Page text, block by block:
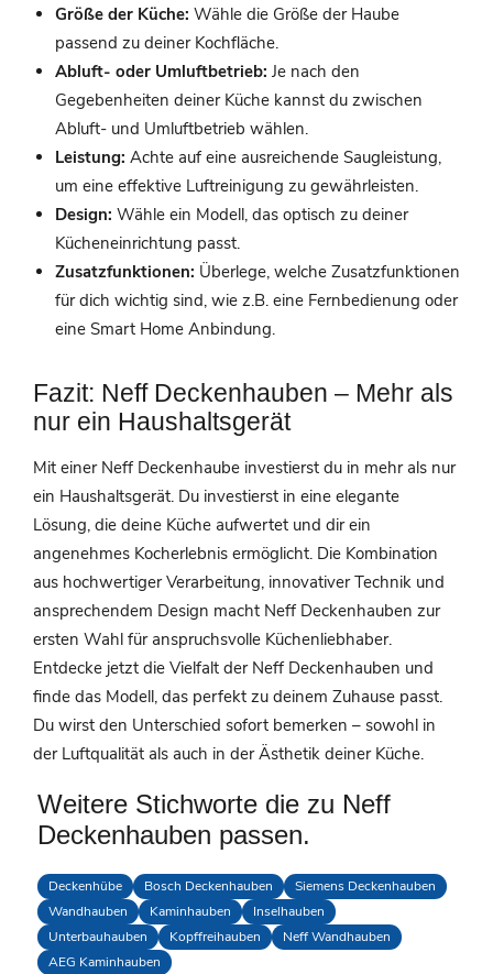
Größe der Küche: Wähle die Größe der Haube
passend zu deiner Kochfläche.
Abluft- oder Umluftbetrieb: Je nach den
Gegebenheiten deiner Küche kannst du zwischen
Abluft- und Umluftbetrieb wählen.
Leistung: Achte auf eine ausreichende Saugleistung,
um eine effektive Luftreinigung zu gewährleisten.
Design: Wähle ein Modell, das optisch zu deiner
Kücheneinrichtung passt.
Zusatzfunktionen: Überlege, welche Zusatzfunktionen
für dich wichtig sind, wie z.B. eine Fernbedienung oder
eine Smart Home Anbindung.
Fazit: Neff Deckenhauben – Mehr als
nur ein Haushaltsgerät
Mit einer Neff Deckenhaube investierst du in mehr als nur
ein Haushaltsgerät. Du investierst in eine elegante
Lösung, die deine Küche aufwertet und dir ein
angenehmes Kocherlebnis ermöglicht. Die Kombination
aus hochwertiger Verarbeitung, innovativer Technik und
ansprechendem Design macht Neff Deckenhauben zur
ersten Wahl für anspruchsvolle Küchenliebhaber.
Entdecke jetzt die Vielfalt der Neff Deckenhauben und
finde das Modell, das perfekt zu deinem Zuhause passt.
Du wirst den Unterschied sofort bemerken – sowohl in
der Luftqualität als auch in der Ästhetik deiner Küche.
Weitere Stichworte die zu Neff
Deckenhauben passen.
Deckenhübe Bosch Deckenhauben
Siemens Deckenhauben
Wandhauben
Kaminhauben
Inselhauben
Unterbauhauben
Kopffreihauben
Neff Wandhauben
AEG Kaminhauben